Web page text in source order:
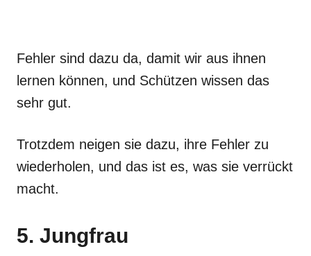
Fehler sind dazu da, damit wir aus ihnen
lernen können, und Schützen wissen das
sehr gut.
Trotzdem neigen sie dazu, ihre Fehler zu
wiederholen, und das ist es, was sie verrückt
macht.
5. Jungfrau